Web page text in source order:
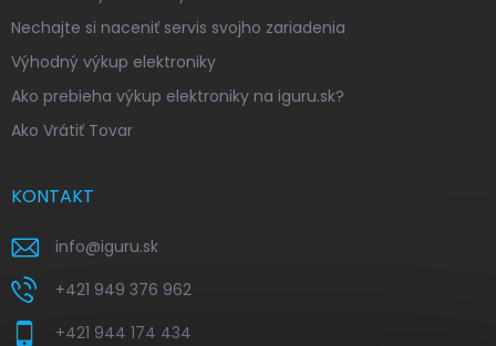
Nechajte si naceniť servis svojho zariadenia
Výhodný výkup elektroniky
Ako prebieha výkup elektroniky na iguru.sk?
Ako Vrátiť Tovar
KONTAKT
info@iguru.sk
+421 949 376 962
+421 944 174 434